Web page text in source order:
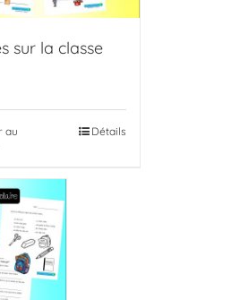
sur la classe
au
Détails